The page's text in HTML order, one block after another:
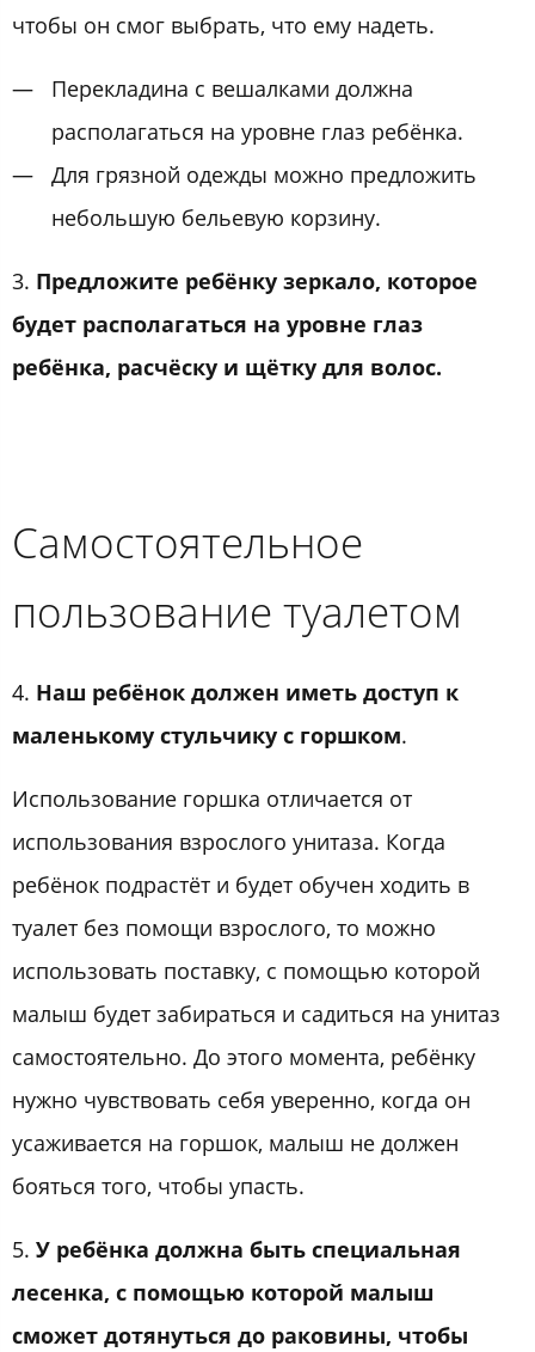
чтобы он смог выбрать, что ему надеть.
Перекладина с вешалками должна
располагаться на уровне глаз ребёнка.
Для грязной одежды можно предложить
небольшую бельевую корзину.
3. Предложите ребёнку зеркало, которое
будет располагаться на уровне глаз
ребёнка, расчёску и щётку для волос.
Самостоятельное
пользование туалетом
4. Наш ребёнок должен иметь доступ к
маленькому стульчику с горшком.
Использование горшка отличается от
использования взрослого унитаза. Когда
ребёнок подрастёт и будет обучен ходить в
туалет без помощи взрослого, то можно
использовать поставку, с помощью которой
малыш будет забираться и садиться на унитаз
самостоятельно. До этого момента, ребёнку
нужно чувствовать себя уверенно, когда он
усаживается на горшок, малыш не должен
бояться того, чтобы упасть.
5. У ребёнка должна быть специальная
лесенка, с помощью которой малыш
сможет дотянуться до раковины, чтобы